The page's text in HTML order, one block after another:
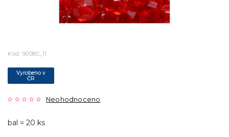
Kód: 90080_11
Vyrobeno v
ČR
Neohodnoceno
bal = 20 ks